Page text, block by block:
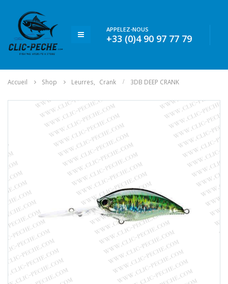
APPELEZ-NOUS
+33 (0)4 90 97 77 79
Accueil Shop Leurres Crank 3DB DEEP CRANK